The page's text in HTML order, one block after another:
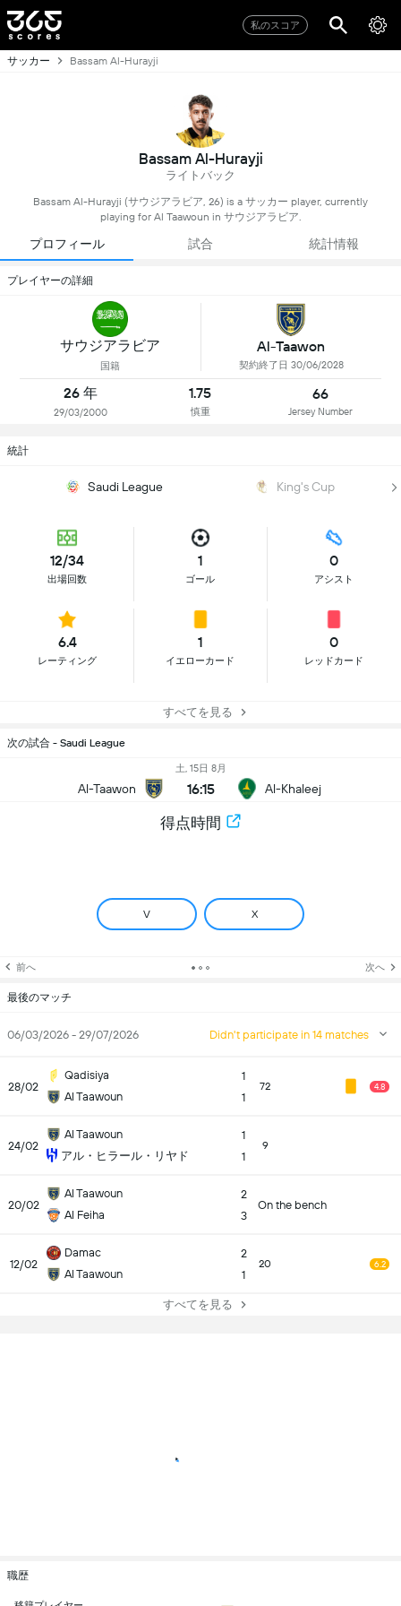
私のスコア
サッカー Bassam Al-Hurayji
Bassam Al-Hurayji
ライトバック
Bassam Al-Hurayji (サウジアラビア, 26) is a サッカー player, currently
playing for Al Taawoun in サウジアラビア.
プロフィール 試合 統計情報
プレイヤーの詳細
サウジアラビア
国籍
Al-Taawon
契約終了日 30/06/2028
26 年
29/03/2000
1.75
慎重
66
Jersey Number
統計
Saudi League King's Cup
12/34
出場回数
1
ゴール
0
アシスト
6.4
レーティング
1
イエローカード
0
レッドカード
すべてを見る
次の試合 - Saudi League
Al-Taawon
土, 15日 8月
16:15 Al-Khaleej
得点時間
V X
前へ 次へ
最後のマッチ
06/03/2026 - 29/07/2026 Didn't participate in 14 matches
28/02
Qadisiya
Al Taawoun
1
1
72 4.8
24/02
Al Taawoun
アル・ヒラール・リヤド
1
1
9
20/02
Al Taawoun
Al Feiha
2
3
On the bench
12/02
Damac
Al Taawoun
2
1
20 6.2
すべてを見る
職歴